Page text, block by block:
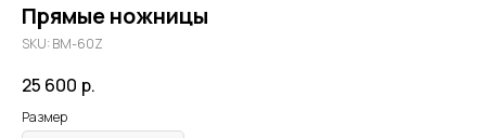
Прямые ножницы
SKU: ВМ-60Z
25 600 р.
Размер